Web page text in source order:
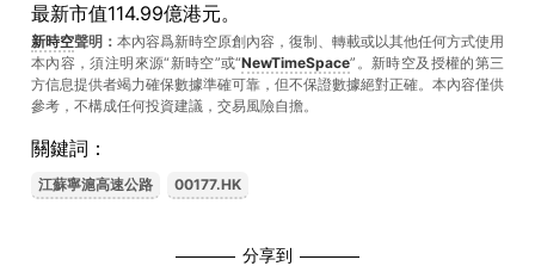
最新市值114.99億港元。
新時空聲明： 本內容爲新時空原創內容，復制、轉載或以其他任何方式使用
本內容，須注明來源“新時空”或“NewTimeSpace”。新時空及授權的第三
方信息提供者竭力確保數據準確可靠，但不保證數據絕對正確。本內容僅供
參考，不構成任何投資建議，交易風險自擔。
關鍵詞：
江蘇寧滬高速公路 00177.HK
分享到